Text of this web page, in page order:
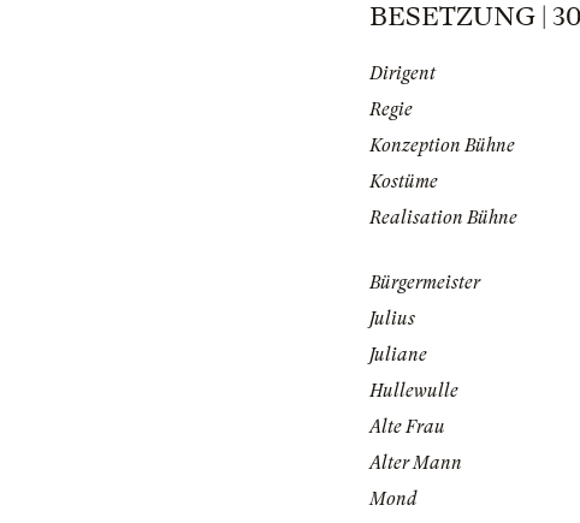
BESETZUNG |
Dirigent
Regie
Konzeption Bühne
Kostüme
Realisation Bühne
Bürgermeister
Julius
Juliane
Hullewulle
Alte Frau
Alter Mann
Mond